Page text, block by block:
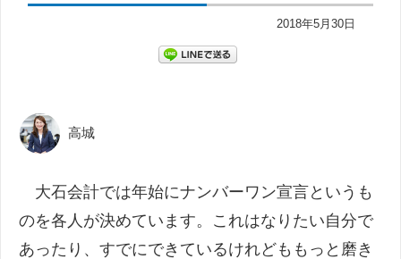
2018年5月30日
高城
大石会計では年始にナンバーワン宣言というも
のを各人が決めています。これはなりたい自分で
あったり、すでにできているけれどももっと磨き